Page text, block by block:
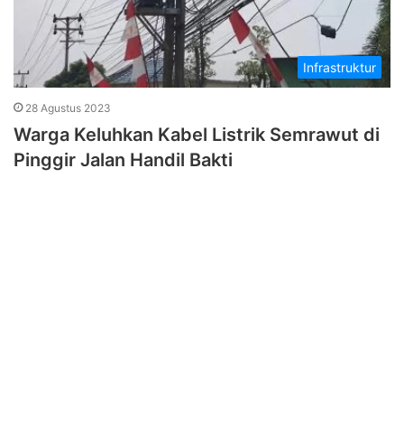
Infrastruktur
28 Agustus 2023
Warga Keluhkan Kabel Listrik Semrawut di
Pinggir Jalan Handil Bakti